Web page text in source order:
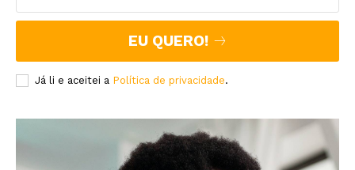
EU QUERO!
Já li e aceitei a Política de privacidade.